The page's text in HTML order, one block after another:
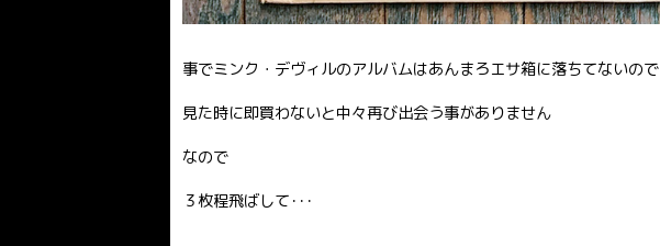
事でミンク・デヴィルのアルバムはあんまろエサ箱に落ちてないので
見た時に即買わないと中々再び出会う事がありません
なので
３枚程飛ばして･･･